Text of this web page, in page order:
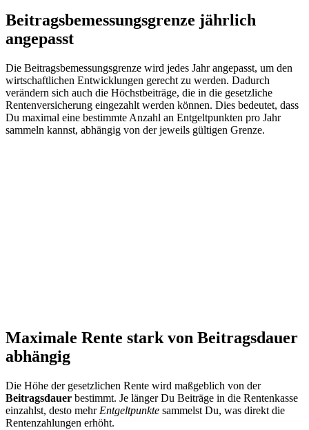
Beitragsbemessungsgrenze jährlich
angepasst
Die Beitragsbemessungsgrenze wird jedes Jahr angepasst, um den
wirtschaftlichen Entwicklungen gerecht zu werden. Dadurch
verändern sich auch die Höchstbeiträge, die in die gesetzliche
Rentenversicherung eingezahlt werden können. Dies bedeutet, dass
Du maximal eine bestimmte Anzahl an Entgeltpunkten pro Jahr
sammeln kannst, abhängig von der jeweils gültigen Grenze.
Maximale Rente stark von Beitragsdauer
abhängig
Die Höhe der gesetzlichen Rente wird maßgeblich von der
Beitragsdauer bestimmt. Je länger Du Beiträge in die Rentenkasse
einzahlst, desto mehr Entgeltpunkte sammelst Du, was direkt die
Rentenzahlungen erhöht.